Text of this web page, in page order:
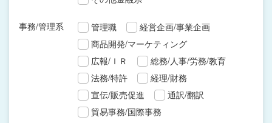
事務/管理系 管理職
経営企画/事業企画
商品開発/マーケティング
広報/ＩＲ
総務/人事/労務/教育
法務/特許
経理/財務
宣伝/販売促進
通訳/翻訳
貿易事務/国際事務